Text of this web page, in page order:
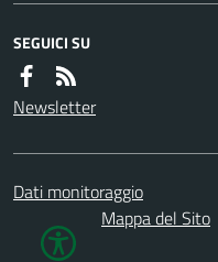
SEGUICI SU
Newsletter
Dati monitoraggio
Mappa del Sito